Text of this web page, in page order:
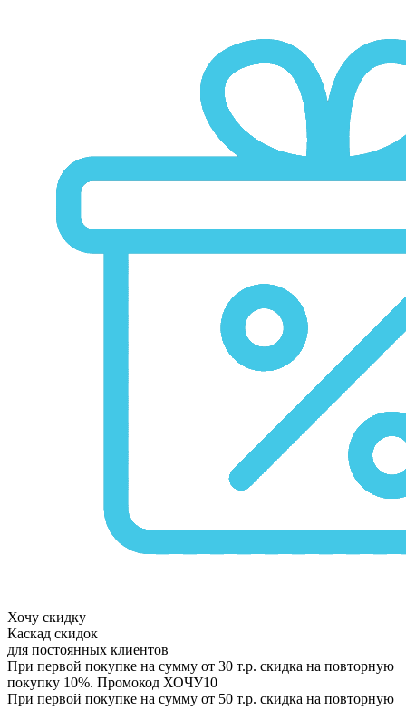
Хочу скидку
Каскад скидок
для постоянных клиентов
При первой покупке на сумму от 30 т.р. скидка на повторную
покупку 10%. Промокод ХОЧУ10
При первой покупке на сумму от 50 т.р. скидка на повторную